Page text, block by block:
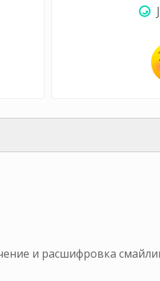
и расшифровка